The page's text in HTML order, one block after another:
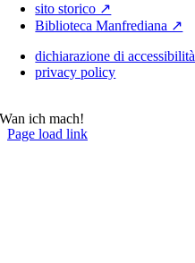
sito storico ↗
Biblioteca Manfrediana ↗
dichiarazione di accessibilità
privacy policy
Wan ich mach!
Page load link